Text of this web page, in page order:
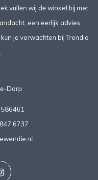
vullen wij de winkel bij met
een eerlijk advies,
je verwachten bij Trendie
Dorp
6737